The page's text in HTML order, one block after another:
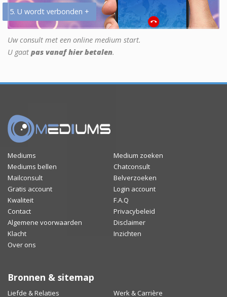
5. U wordt verbonden +
Uw consult met een online medium start.
U gaat pas vanaf hier betalen.
Mediums
Medium zoeken
Mediums bellen
Chatconsult
Mailconsult
Belverzoeken
Gratis account
Login account
Kwaliteit
F.A.Q
Contact
Privacybeleid
Algemene voorwaarden
Disclaimer
Klacht
Inzichten
Over ons
Bronnen & sitemap
Liefde & Relaties Werk & Carrière